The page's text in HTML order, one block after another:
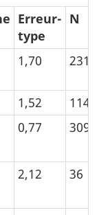
Erreur-
type
N
1,70 231
1,52
114
0,77 309
2,12 36